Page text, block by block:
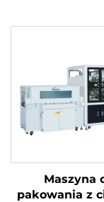
Maszyna
pakowania z